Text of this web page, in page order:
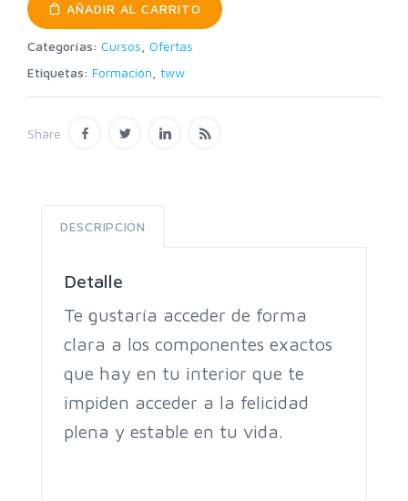
AÑADIR AL CARRITO
Categorías: Cursos
Ofertas
Etiquetas: Formación tww
Share
DESCRIPCIÓN
Detalle
Te gustaría acceder de forma
clara a los componentes exactos
que hay en tu interior que te
impiden acceder a la felicidad
plena y estable en tu vida.